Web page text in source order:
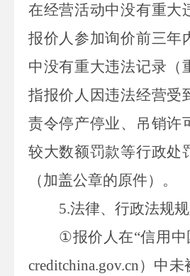
在经营活动中没有重大
报价人参加询价前三年
中没有重大违法记录（
指报价人 因违法经营受
责令停产停业、吊销许
较大数额罚款等行政处
（加盖公章的原件）。
5.法律、行政法规
①报价人在“信用
creditchina.gov.cn）中未